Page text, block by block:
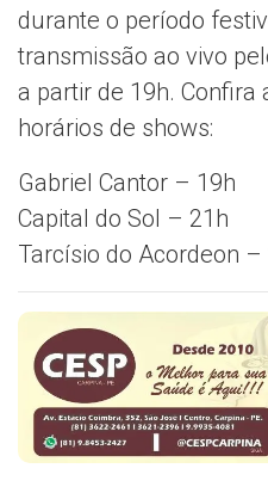
durante o período
transmissão ao vivo
a partir de 19h. Confira
horários de shows:
Gabriel Cantor – 19h
Capital do Sol – 21h
Tarcísio do Acordeon –